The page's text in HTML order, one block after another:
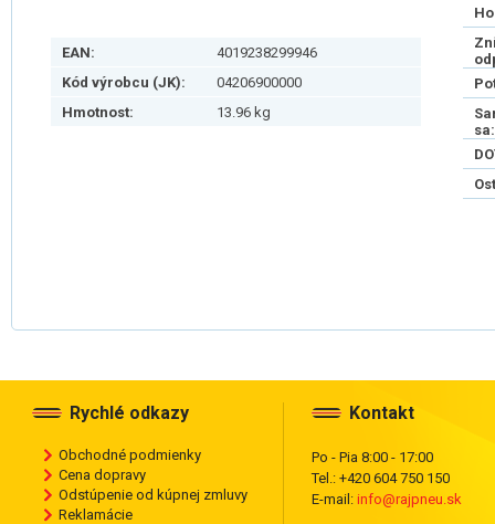
EAN:
4019238299946
Kód výrobcu (JK):
04206900000
Hmotnost:
13.96 kg
sa:
Rychlé odkazy
Obchodné podmienky
Cena dopravy
Odstúpenie od kúpnej zmluvy
Reklamácie
Kontakt
Po - Pia 8:00 - 17:00
Tel.: +420 604 750 150
E-mail: info@rajpneu.sk